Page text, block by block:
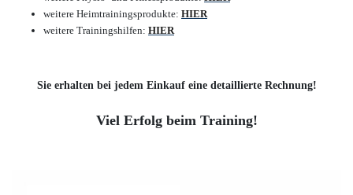
weitere Heimtrainingsprodukte: HIER
weitere Trainingshilfen: HIER
Sie erhalten bei jedem Einkauf eine detaillierte Rechnung!
Viel Erfolg beim Training!